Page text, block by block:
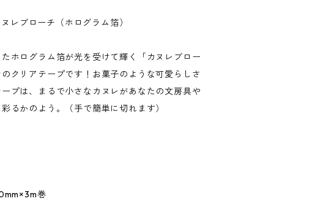
レブローチ（ホログラム箔）
ホログラム箔が光を受けて輝く「カヌレブロー
クリアテープです！お菓子のような可愛らしさ
プは、まるで小さなカヌレがあなたの文房具や
るかのよう。（手で簡単に切れます）
巻